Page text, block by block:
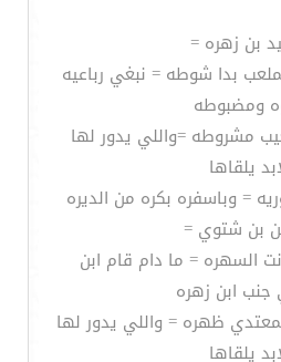
بن زهره =
بدا شوطه = نبغي رباعيه
ومضبوطه
مشروطه =واللي يدور لها
يلقاها
= وباسفره بكره من الديره
بن شتوي =
السهره = ما دام قام ابن
ابن زهره
ظهره = واللي يدور لها
يلقاها